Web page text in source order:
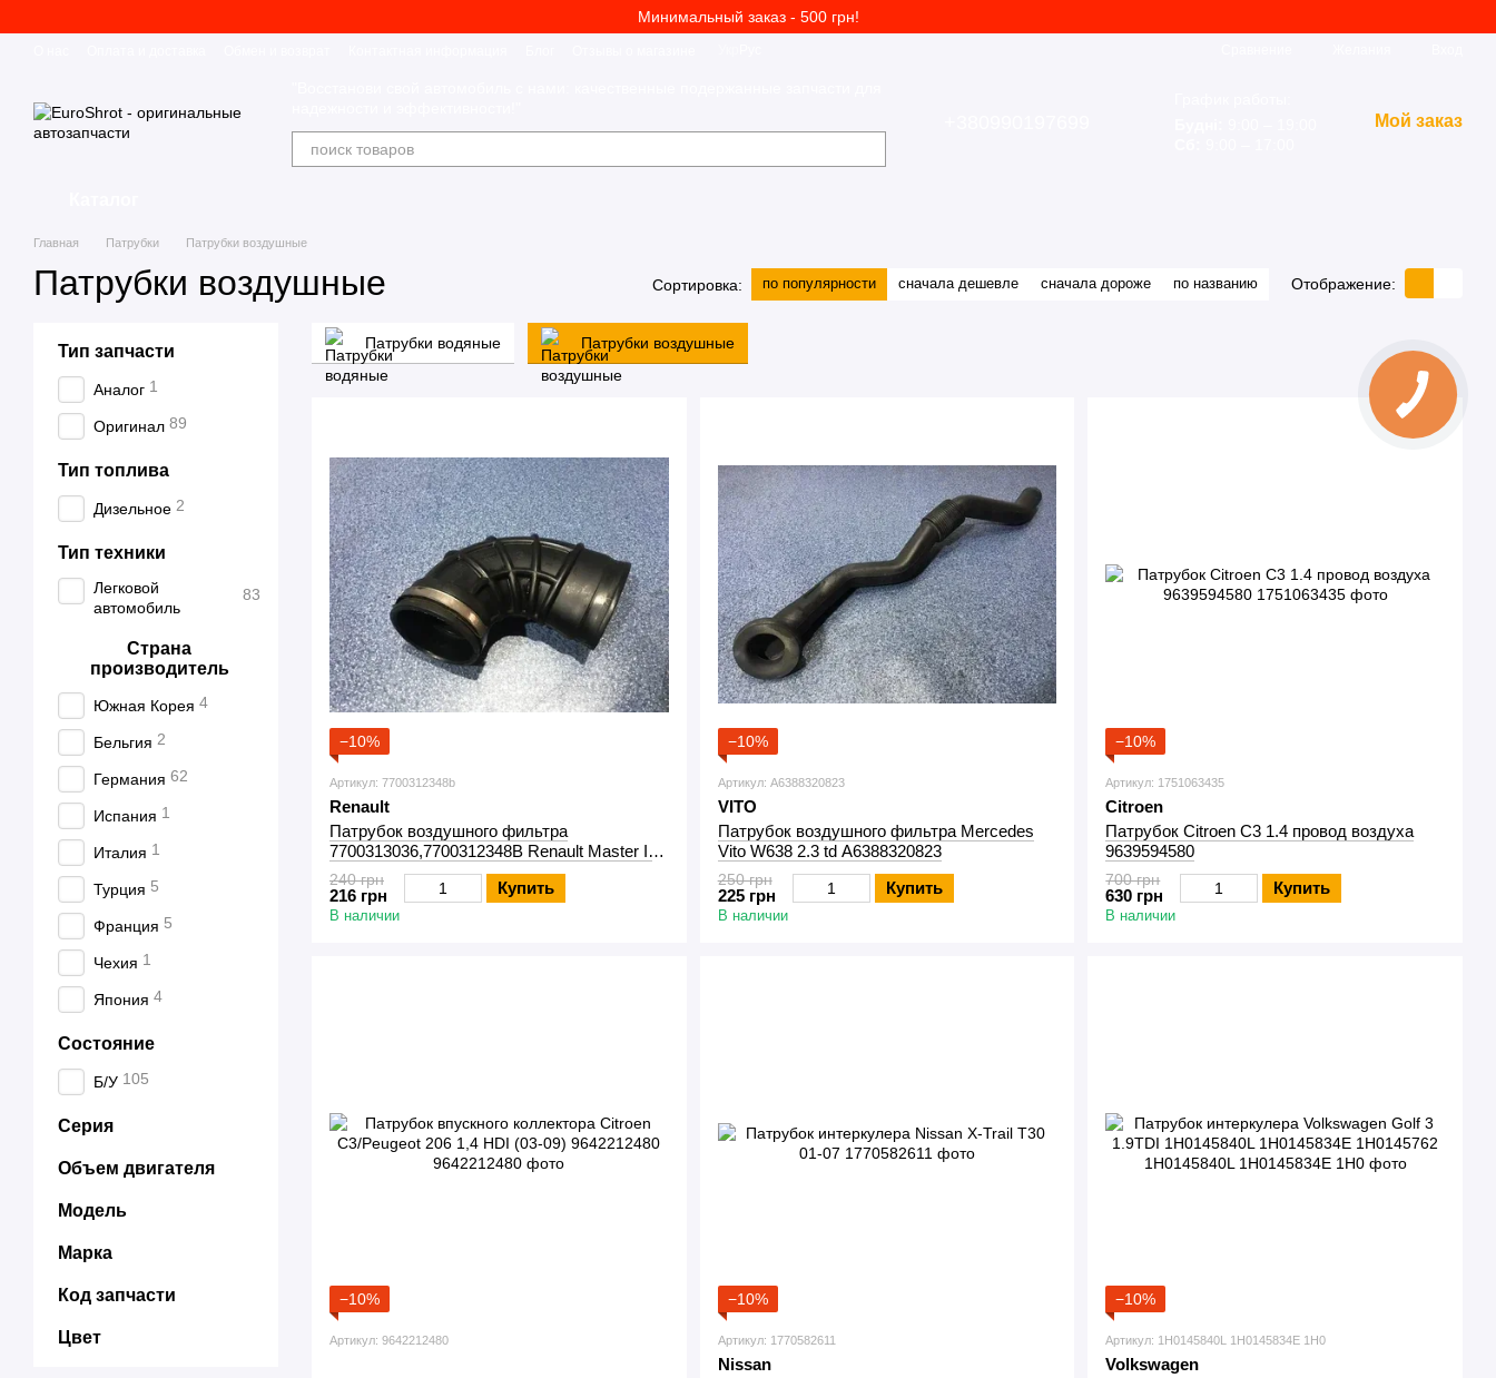
Минимальный заказ - 500 грн!
Мой заказ
Главная Патрубки Патрубки воздушные
Патрубки воздушные Сортировка: по популярности сначала дешевле сначала дороже по названию Отображение:
Патрубки водяные Патрубки воздушные
−10%
Артикул: 7700312348b
Renault
Патрубок воздушного фильтра
7700313036,7700312348B Renault Master II
(1998-2003)
240 грн
216 грн Купить
В наличии
−10%
Артикул: A6388320823
VITO
Патрубок воздушного фильтра Mercedes
Vito W638 2.3 td A6388320823
250 грн
225 грн Купить
В наличии
−10%
Артикул: 1751063435
Citroen
Патрубок Citroen C3 1.4 провод воздуха
9639594580
700 грн
630 грн Купить
В наличии
−10%
Артикул: 9642212480
−10%
Артикул: 1770582611
Nissan
−10%
Артикул: 1H0145840L 1H0145834E 1H0
Volkswagen
Тип запчасти
Аналог 1
Оригинал 89
Тип топлива
Дизельное 2
Тип техники
Легковой
автомобиль
83
Страна
производитель
Южная Корея 4
Бельгия 2
Германия 62
Испания 1
Италия 1
Турция 5
Франция 5
Чехия 1
Япония 4
Состояние
Б/У 105
Серия
Объем двигателя
Модель
Марка
Код запчасти
Цвет